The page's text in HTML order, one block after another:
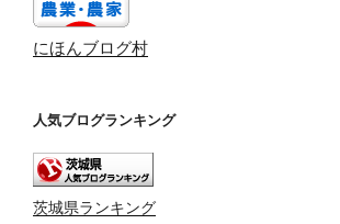
にほんブログ村
人気ブログランキング
茨城県ランキング